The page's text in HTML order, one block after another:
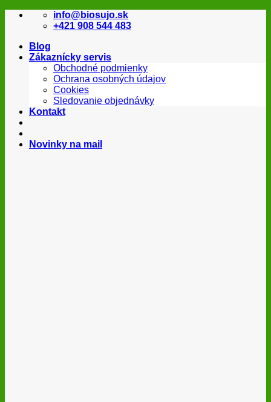
Skip
info@biosujo.sk
+421 908 544 483
Blog
Zákaznícky servis
Obchodné podmienky
Ochrana osobných údajov
Cookies
Sledovanie objednávky
Kontakt
Novinky na mail